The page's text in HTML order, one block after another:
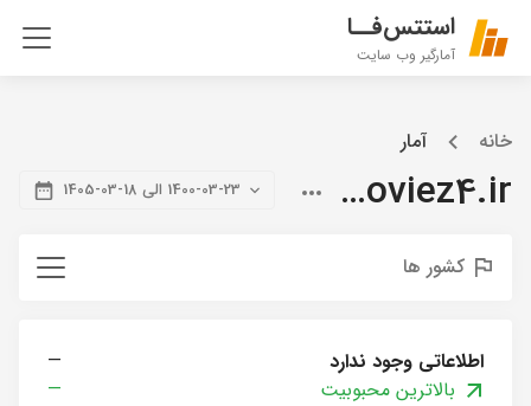
استتس‌فــا
آمارگیر وب سایت
خانه آمار
citymoviez4.ir 1400-03-23 الی 18-03-1405
کشور ها
اطلاعاتی وجود ندارد
—
بالاترین محبوبیت
—